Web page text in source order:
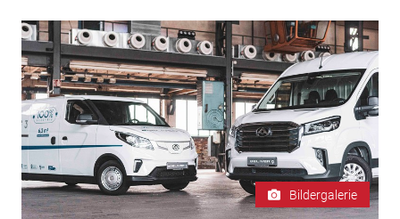
Bildergalerie